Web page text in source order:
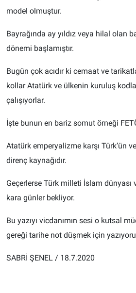
model olmuştur.
Bayrağında ay yıldız veya hilal olan
dönemi başlamıştır.
Bugün çok acıdır ki cemaat ve
kollar Atatürk ve ülkenin kuruluş
çalışıyorlar.
İşte bunun en bariz somut örneği
Atatürk emperyalizme karşı Türk’ün
direnç kaynağıdır.
Geçerlerse Türk milleti İslam dünyası
kara günler bekliyor.
Bu yazıyı vicdanımın sesi o kutsal
gereği tarihe not düşmek için
SABRİ ŞENEL / 18.7.2020